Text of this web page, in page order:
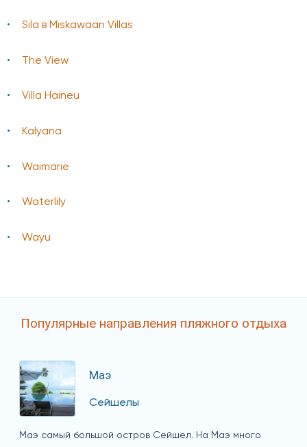
Sila в Miskawaan Villas
The View
Villa Haineu
Kalyana
Waimarie
Waterlily
Wayu
Популярные направления пляжного отдыха
Маэ
Сейшелы
Маэ самый большой остров Сейшел. На Маэ много